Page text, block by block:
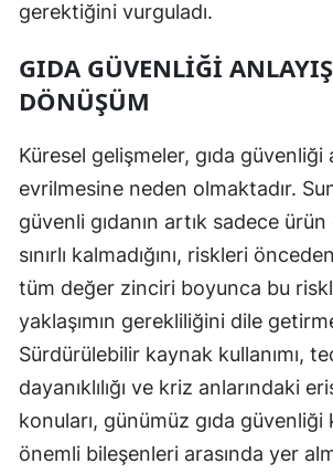
gerektiğini vurguladı.
GIDA GÜVENLIĞI
DÖNÜŞÜM
Küresel gelişmeler, gıda güvenliği
evrilmesine neden olmaktadır.
güvenli gıdanın artık sadece
sınırlı kalmadığını, riskleri
tüm değer zinciri boyunca bu
yaklaşımın gerekliliğini dile
Sürdürülebilir kaynak kullanımı,
dayanıklılığı ve kriz anlarındaki
konuları, günümüz gıda güvenliği
önemli bileşenleri arasında yer